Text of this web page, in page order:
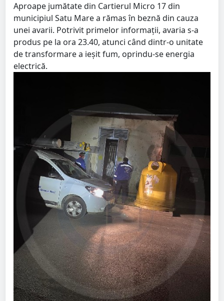
Aproape jumătate din Cartierul Micro 17 din
municipiul Satu Mare a rămas în beznă din cauza
unei avarii. Potrivit primelor informații, avaria s-a
produs pe la ora 23.40, atunci când dintr-o unitate
de transformare a ieșit fum, oprindu-se energia
electrică.